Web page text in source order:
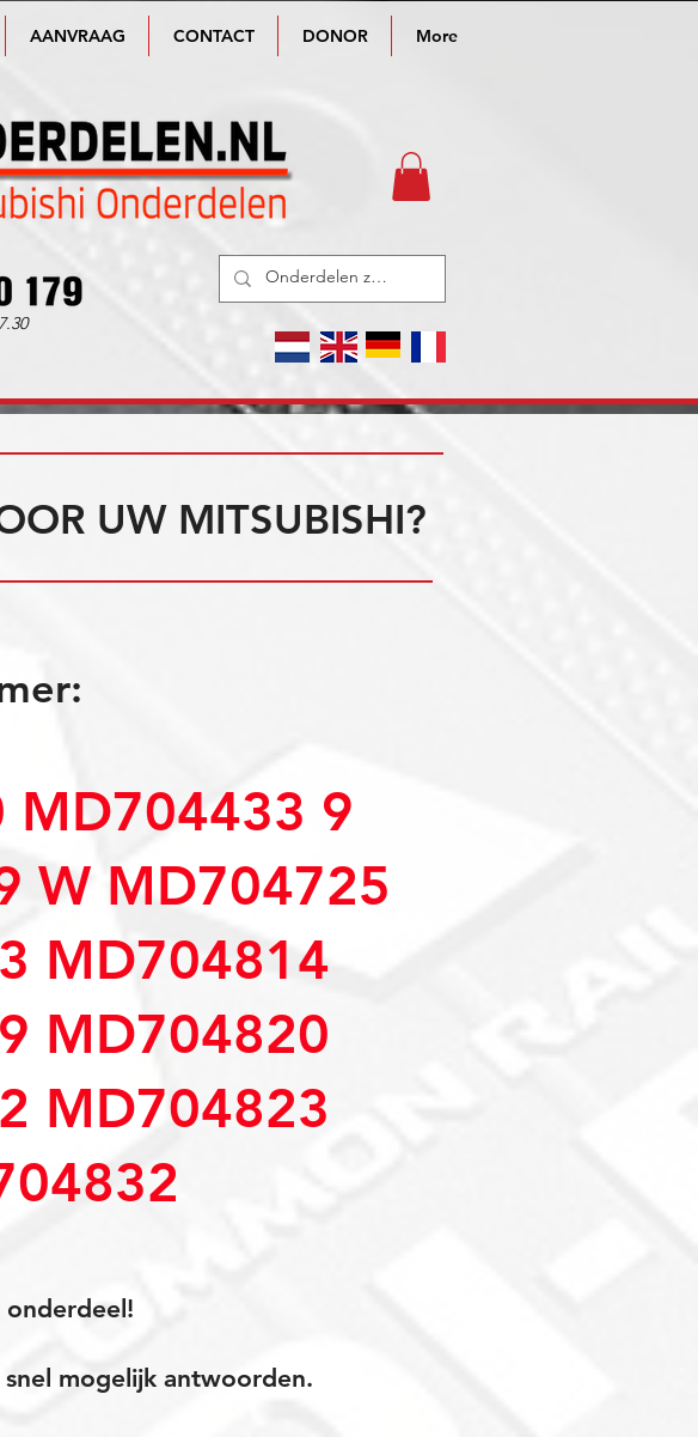
AANVRAAG CONTACT DONOR More
UW MITSUBISHI?
MD704433 9
W MD704725
MD704814
MD704820
MD704823
onderdeel!
mogelijk antwoorden.